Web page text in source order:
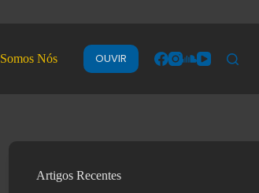
Somos Nós OUVIR
Artigos Recentes